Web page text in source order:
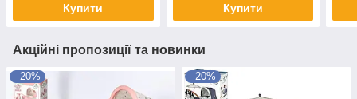
Купити Купити
Акційні пропозиції та новинки
–20% –20%